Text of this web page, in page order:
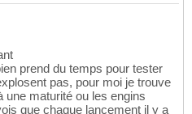
prend du temps pour tester
pas, pour moi je trouve
une maturité ou les engins
que chaque lancement il y a